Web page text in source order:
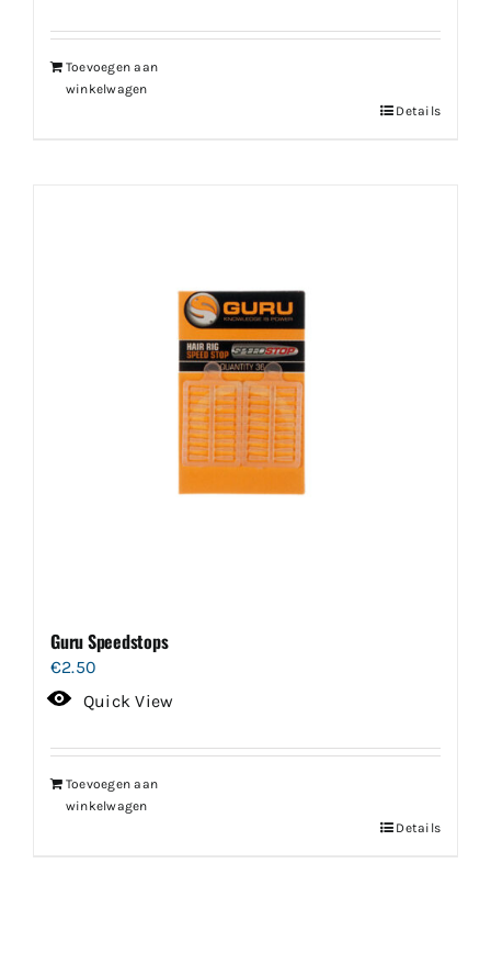
Toevoegen aan
winkelwagen
Details
Guru Speedstops
€2.50
Quick View
Toevoegen aan
winkelwagen
Details